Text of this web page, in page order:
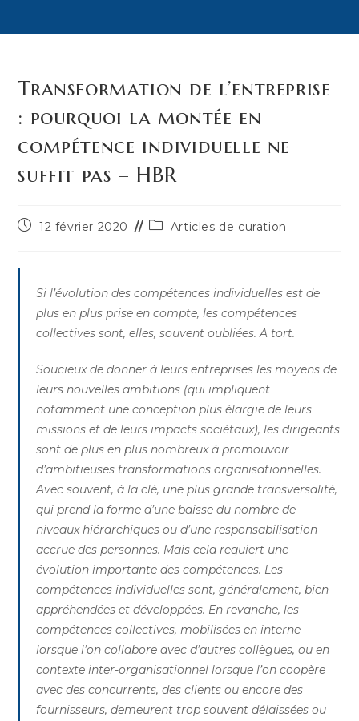
Transformation de l’entreprise
: pourquoi la montée en
compétence individuelle ne
suffit pas – HBR
Publication
12 février 2020
PostArticles de curation
Si l’évolution des compétences individuelles est de
plus en plus prise en compte, les compétences
collectives sont, elles, souvent oubliées. A tort.
Soucieux de donner à leurs entreprises les moyens de
leurs nouvelles ambitions (qui impliquent
notamment une conception plus élargie de leurs
missions et de leurs impacts sociétaux), les dirigeants
sont de plus en plus nombreux à promouvoir
d’ambitieuses transformations organisationnelles.
Avec souvent, à la clé, une plus grande transversalité,
qui prend la forme d’une baisse du nombre de
niveaux hiérarchiques ou d’une responsabilisation
accrue des personnes. Mais cela requiert une
évolution importante des compétences. Les
compétences individuelles sont, généralement, bien
appréhendées et développées. En revanche, les
compétences collectives, mobilisées en interne
lorsque l’on collabore avec d’autres collègues, ou en
contexte inter-organisationnel lorsque l’on coopère
avec des concurrents, des clients ou encore des
fournisseurs, demeurent trop souvent délaissées ou